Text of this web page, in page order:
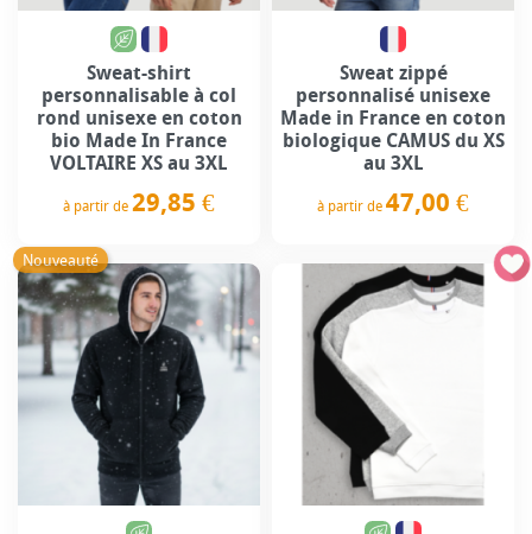
Sweat-shirt
personnalisable à col
rond unisexe en coton
bio Made In France
VOLTAIRE XS au 3XL
à partir de 29,85 €
Sweat zippé
personnalisé unisexe
Made in France en coton
biologique CAMUS du XS
au 3XL
à partir de 47,00 €
Nouveauté